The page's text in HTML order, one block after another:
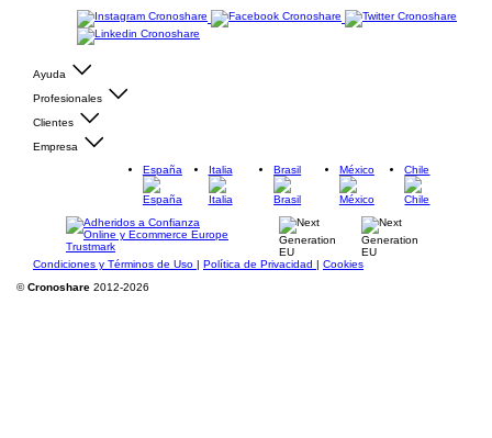
Ayuda
Profesionales
Clientes
Empresa
España
Italia Brasil México Chile
Condiciones y Términos de Uso | Política de Privacidad | Cookies
©Cronoshare 2012-2026